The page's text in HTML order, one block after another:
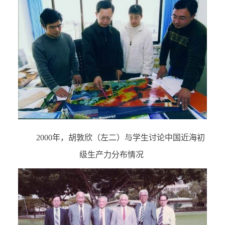
2000年，胡敦欣（左二）与学生讨论中国近海初
级生产力分布情况